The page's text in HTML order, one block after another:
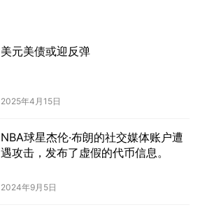
美元美债或迎反弹
2025年4月15日
NBA球星杰伦·布朗的社交媒体账户遭
遇攻击，发布了虚假的代币信息。
2024年9月5日